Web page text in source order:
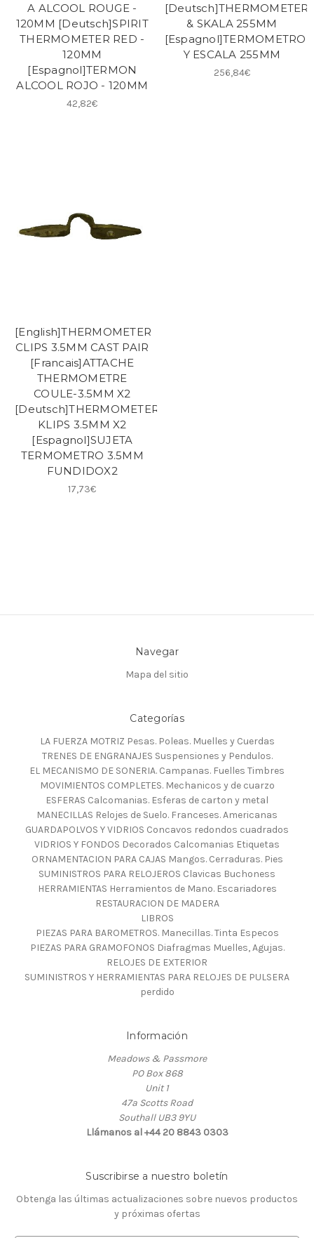
A ALCOOL ROUGE -
120MM [Deutsch]SPIRIT
THERMOMETER RED -
120MM
[Espagnol]TERMON
ALCOOL ROJO - 120MM
42,82€
[Deutsch]THERMOMETER
& SKALA 255MM
[Espagnol]TERMOMETRO
Y ESCALA 255MM
256,84€
[English]THERMOMETER
CLIPS 3.5MM CAST PAIR
[Francais]ATTACHE
THERMOMETRE
COULE-3.5MM X2
[Deutsch]THERMOMETER
KLIPS 3.5MM X2
[Espagnol]SUJETA
TERMOMETRO 3.5MM
FUNDIDOX2
17,73€
Navegar
Mapa del sitio
Categorías
LA FUERZA MOTRIZ Pesas. Poleas. Muelles y Cuerdas
TRENES DE ENGRANAJES Suspensiones y Pendulos.
EL MECANISMO DE SONERIA. Campanas. Fuelles Timbres
MOVIMIENTOS COMPLETES. Mechanicos y de cuarzo
ESFERAS Calcomanias. Esferas de carton y metal
MANECILLAS Relojes de Suelo. Franceses. Americanas
GUARDAPOLVOS Y VIDRIOS Concavos redondos cuadrados
VIDRIOS Y FONDOS Decorados Calcomanias Etiquetas
ORNAMENTACION PARA CAJAS Mangos. Cerraduras. Pies
SUMINISTROS PARA RELOJEROS Clavicas Buchoness
HERRAMIENTAS Herramientos de Mano. Escariadores
RESTAURACION DE MADERA
LIBROS
PIEZAS PARA BAROMETROS. Manecillas. Tinta Especos
PIEZAS PARA GRAMOFONOS Diafragmas Muelles, Agujas.
RELOJES DE EXTERIOR
SUMINISTROS Y HERRAMIENTAS PARA RELOJES DE PULSERA
perdido
Información
Meadows & Passmore
PO Box 868
Unit 1
47a Scotts Road
Southall UB3 9YU
Llámanos al +44 20 8843 0303
Suscribirse a nuestro boletín
Obtenga las últimas actualizaciones sobre nuevos productos
y próximas ofertas